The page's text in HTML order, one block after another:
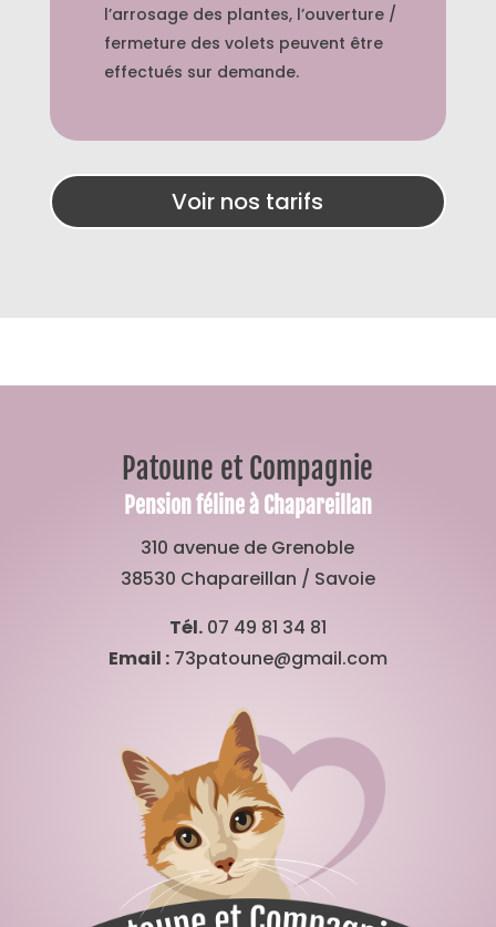
l’arrosage des plantes, l’ouverture /
fermeture des volets peuvent être
effectués sur demande.
Voir nos tarifs
Patoune et Compagnie
Pension féline à Chapareillan
310 avenue de Grenoble
38530 Chapareillan / Savoie
Tél.07 49 81 34 81
Email :73patoune@gmail.com